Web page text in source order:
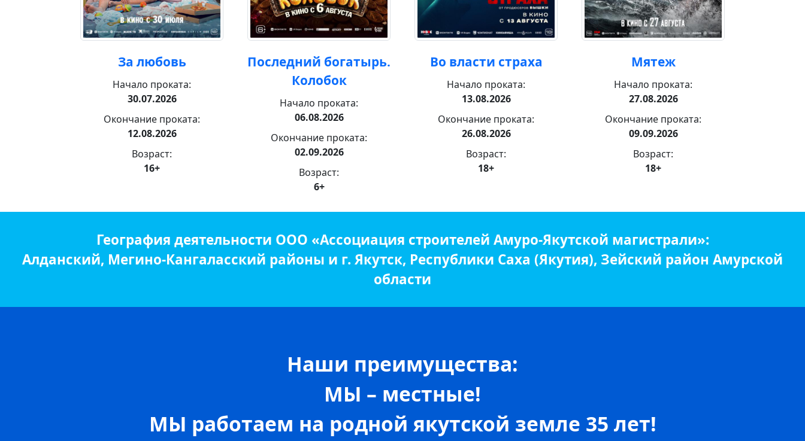
За любовь
Начало проката:
30.07.2026
Окончание проката:
12.08.2026
Возраст:
16+
Последний богатырь.
Колобок
Начало проката:
06.08.2026
Окончание проката:
02.09.2026
Возраст:
6+
Во власти страха
Начало проката:
13.08.2026
Окончание проката:
26.08.2026
Возраст:
18+
Мятеж
Начало проката:
27.08.2026
Окончание проката:
09.09.2026
Возраст:
18+
География деятельности ООО «Ассоциация строителей Амуро-Якутской магистрали»:
Алданский, Мегино-Кангаласский районы и г. Якутск, Республики Саха (Якутия), Зейский район Амурской
области
Наши преимущества:
МЫ – местные!
МЫ работаем на родной якутской земле 35 лет!